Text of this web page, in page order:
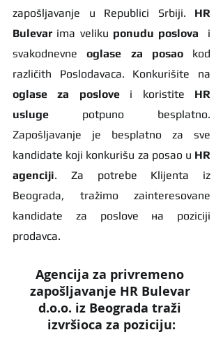
zapošljavanje u Republici Srbiji. HR
Bulevar ima veliku ponudu poslova
  i
svakodnevne oglase za posao kod
oglase za poslove i koristite HR
usluge potpuno besplatno.
Zapošljavanje je besplatno za sve
kandidate koji konkurišu za posao u HR
agenciji. Za potrebe Klijenta iz
Beograda, tražimo zainteresovane
kandidate za poslove на poziciji
prodavca.
Agencija za privremeno
zapošljavanje HR Bulevar
d.o.o. iz Beograda traži
izvršioca za poziciju: